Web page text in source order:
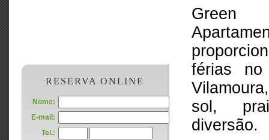
RESERVA ONLINE
Nome:
E-mail:
Tel.:
férias no
sol,
diversão.